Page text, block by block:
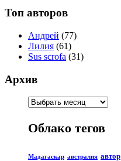
Топ авторов
Андрей (77)
Лилия (61)
Sus scrofa (31)
Архив
Облако тегов
Мадагаскар австралия автор